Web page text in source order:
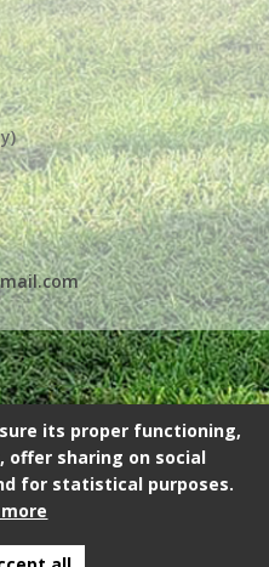
| Site réalisé par Espace
its proper functioning,
offer sharing on social
for statistical purposes.